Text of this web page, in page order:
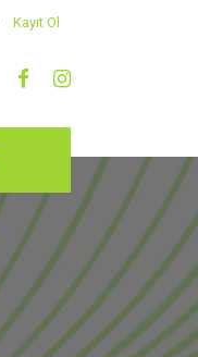
Kayıt Ol